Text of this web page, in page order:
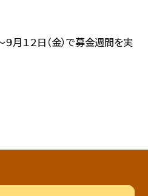
９月１２日（金）で募金週間を実